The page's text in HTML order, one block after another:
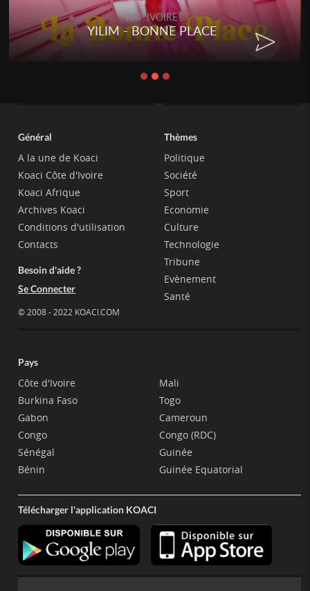
RAP IVOIRE
YILIM - BONNE PLACE
Général
A la une de Koaci
Koaci Côte d'Ivoire
Koaci Afrique
Archives Koaci
Conditions d'utilisation
Contacts
Besoin d'aide ?
Se Connecter
© 2008 - 2022 KOACI.COM
Thèmes
Politique
Société
Sport
Economie
Culture
Technologie
Tribune
Evènement
Santé
Pays
Côte d'Ivoire
Burkina Faso
Gabon
Congo
Sénégal
Bénin
Mali
Togo
Cameroun
Congo (RDC)
Guinée
Guinée Equatorial
Télécharger l'application KOACI